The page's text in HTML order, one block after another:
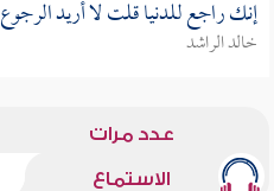
إنك راجع للدنيا قلت لا أريد الرجوع
خالد الراشد
عدد مرات
الاستماع